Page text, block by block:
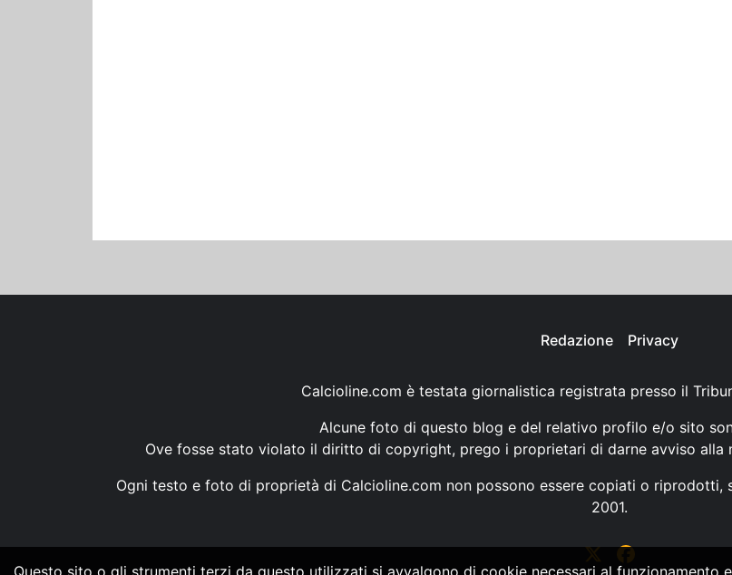
Redazione Privacy
Calcioline.com è testata giornalistica registrata presso il
Alcune foto di questo blog e del relativo profilo e/o sito
Ove fosse stato violato il diritto di copyright, prego i proprietari di darne avviso alla
Ogni testo e foto di proprietà di Calcioline.com non possono essere copiati o riprodotti,
2001.
Questo sito o gli strumenti terzi da questo utilizzati si avvalgono di cookie necessari al